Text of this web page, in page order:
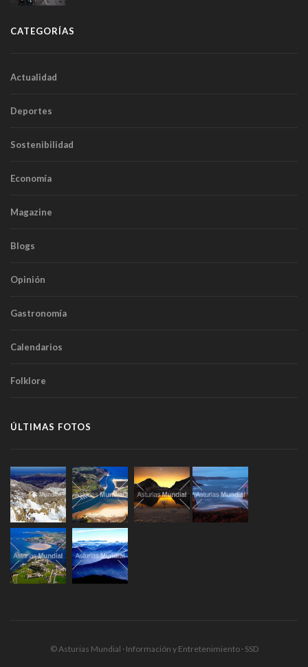
CATEGORÍAS
Actualidad
Deportes
Sostenibilidad
Economía
Magazine
Blogs
Opinión
Gastronomía
Calendarios
Folklore
ÚLTIMAS FOTOS
© Asturias Mundial · Información y Entretenimiento · SSD